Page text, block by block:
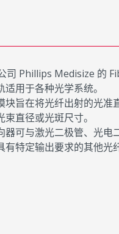
司 Phillips Medisize 的
用于各种光学系统。
块旨在将光纤出射的光准
直径或光斑尺寸。
可与激光二极管、光电
有特定输出要求的其他光